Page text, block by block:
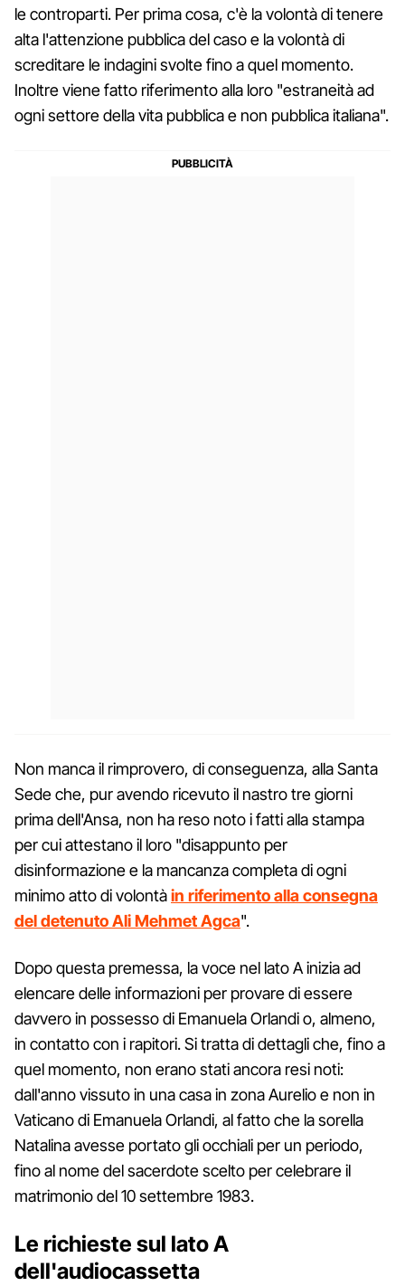
le controparti. Per prima cosa, c'è la volontà di tenere
alta l'attenzione pubblica del caso e la volontà di
screditare le indagini svolte fino a quel momento.
Inoltre viene fatto riferimento alla loro "estraneità ad
ogni settore della vita pubblica e non pubblica italiana".
Non manca il rimprovero, di conseguenza, alla Santa
Sede che, pur avendo ricevuto il nastro tre giorni
prima dell'Ansa, non ha reso noto i fatti alla stampa
per cui attestano il loro "disappunto per
disinformazione e la mancanza completa di ogni
minimo atto di volontàin riferimento alla consegna
del detenuto Ali Mehmet Agca".
Dopo questa premessa, la voce nel lato A inizia ad
elencare delle informazioni per provare di essere
davvero in possesso di Emanuela Orlandi o, almeno,
in contatto con i rapitori. Si tratta di dettagli che, fino a
quel momento, non erano stati ancora resi noti:
dall'anno vissuto in una casa in zona Aurelio e non in
Vaticano di Emanuela Orlandi, al fatto che la sorella
Natalina avesse portato gli occhiali per un periodo,
fino al nome del sacerdote scelto per celebrare il
matrimonio del 10 settembre 1983.
Le richieste sul lato A
dell'audiocassetta